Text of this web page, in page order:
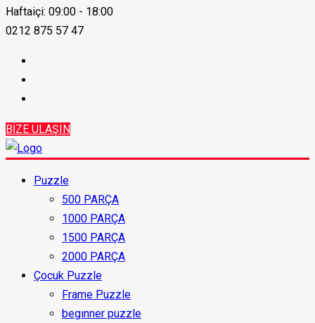
Haftaiçi: 09:00 - 18:00
0212 875 57 47
BİZE ULAŞIN
Puzzle
500 PARÇA
1000 PARÇA
1500 PARÇA
2000 PARÇA
Çocuk Puzzle
Frame Puzzle
begınner puzzle